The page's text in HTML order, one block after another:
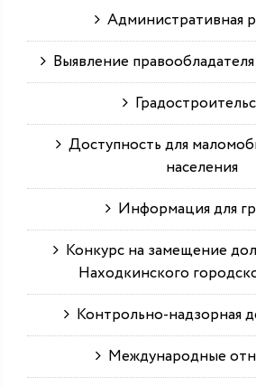
Административная
Выявление
Доступность для
населения
Информация для
Конкурс на замещение
Находкинского
Контрольно-надзорная
Международные